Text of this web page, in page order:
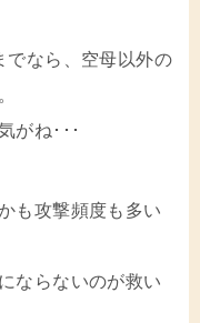
でなら、空母以外の
がね･･･
も攻撃頻度も多い
ならないのが救い